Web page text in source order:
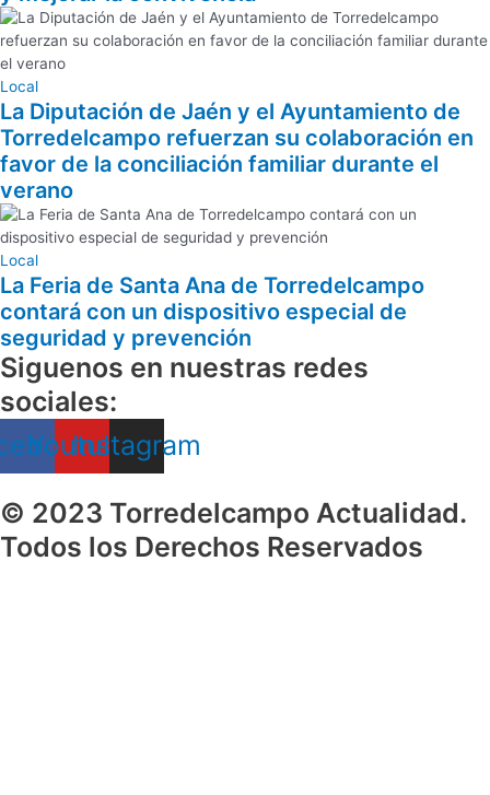
Local
La Diputación de Jaén y el Ayuntamiento de
Torredelcampo refuerzan su colaboración en
favor de la conciliación familiar durante el
verano
Local
La Feria de Santa Ana de Torredelcampo
contará con un dispositivo especial de
seguridad y prevención
Siguenos en nuestras redes
sociales:
Youtube
Instagram
© 2023 Torredelcampo Actualidad.
Todos los Derechos Reservados